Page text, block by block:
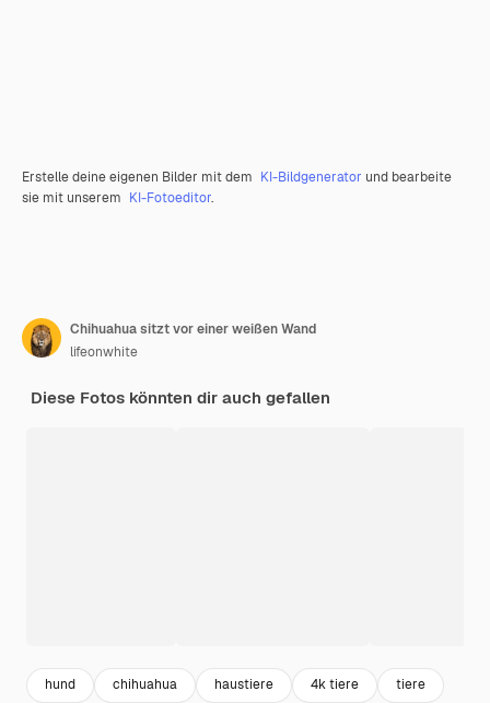
Erstelle deine eigenen Bilder mit dem KI-Bildgenerator und bearbeite
sie mit unserem KI-Fotoeditor.
Chihuahua sitzt vor einer weißen Wand
lifeonwhite
Diese Fotos könnten dir auch gefallen
hund chihuahua haustiere 4k tiere tiere